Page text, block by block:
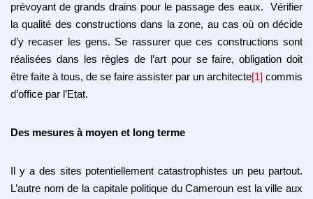
prévoyant de grands drains pour le passage des eaux. Vérifier
la qualité des constructions dans la zone, au cas où on décide
d’y recaser les gens. Se rassurer que ces constructions sont
réalisées dans les règles de l’art pour se faire, obligation doit
être faite à tous, de se faire assister par un architecte[1] commis
d’office par l’Etat.
Des mesures à moyen et long terme
Il y a des sites potentiellement catastrophistes un peu partout.
L’autre nom de la capitale politique du Cameroun est la ville aux